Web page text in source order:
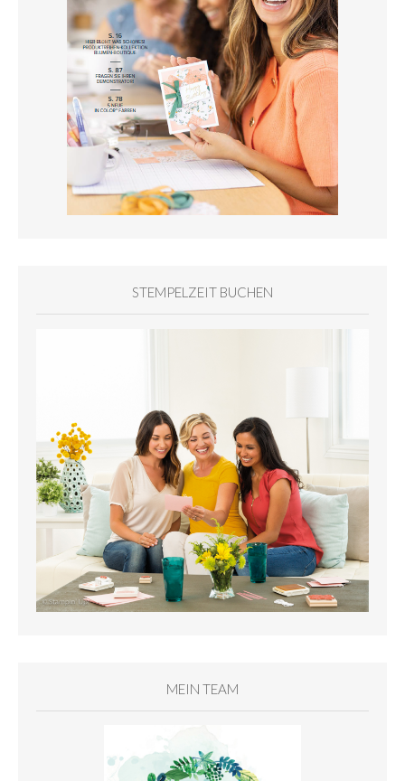
STEMPELZEIT BUCHEN
MEIN TEAM